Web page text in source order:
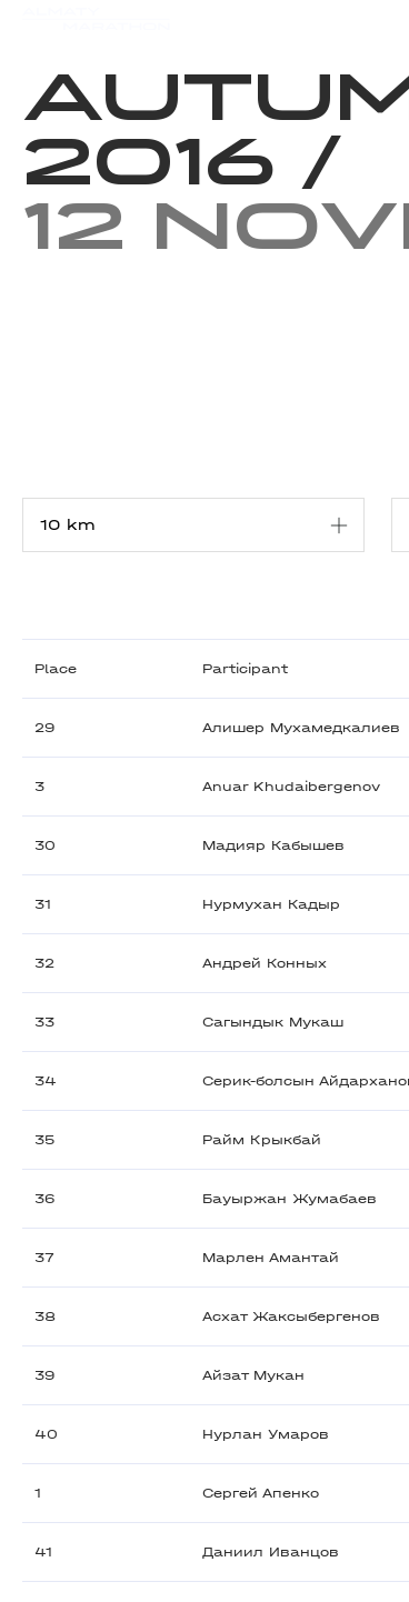
2016 /
12
Place Participant
29 Алишер Мухамедкалиев
3 Anuar Khudaibergenov
30 Мадияр Кабышев
31 Нурмухан Кадыр
32 Андрей Конных
33 Сагындык Мукаш
34 Серик-болсын
35 Райм Крыкбай
36 Бауыржан Жумабаев
37 Марлен Амантай
38 Асхат Жаксыбергенов
39 Айзат Мукан
40 Нурлан Умаров
1 Сергей Апенко
41 Даниил Иванцов